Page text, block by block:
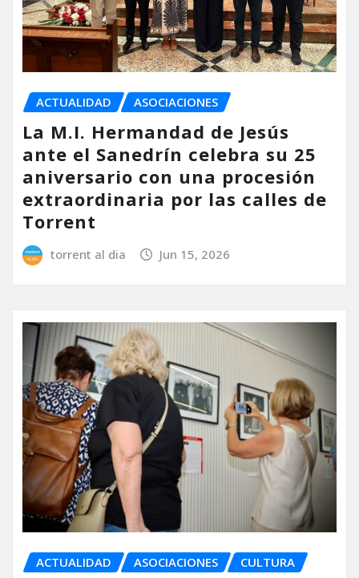
ACTUALIDAD ASOCIACIONES
La M.I. Hermandad de Jesús
ante el Sanedrín celebra su 25
aniversario con una procesión
extraordinaria por las calles de
Torrent
torrent al dia Jun 15, 2026
ACTUALIDAD ASOCIACIONES CULTURA